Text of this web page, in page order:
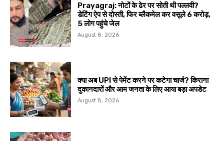
Prayagraj: नोटों के ढेर पर सोती थी पल्लवी?
डेटिंग ऐप से दोस्ती, फिर ब्लैकमेल कर वसूले ₹6 करोड़,
5 लोग पहुंचे जेल
August 8, 2026
क्या अब UPI से पेमेंट करने पर कटेगा चार्ज? किराना
दुकानदारों और आम जनता के लिए आया बड़ा अपडेट
August 8, 2026